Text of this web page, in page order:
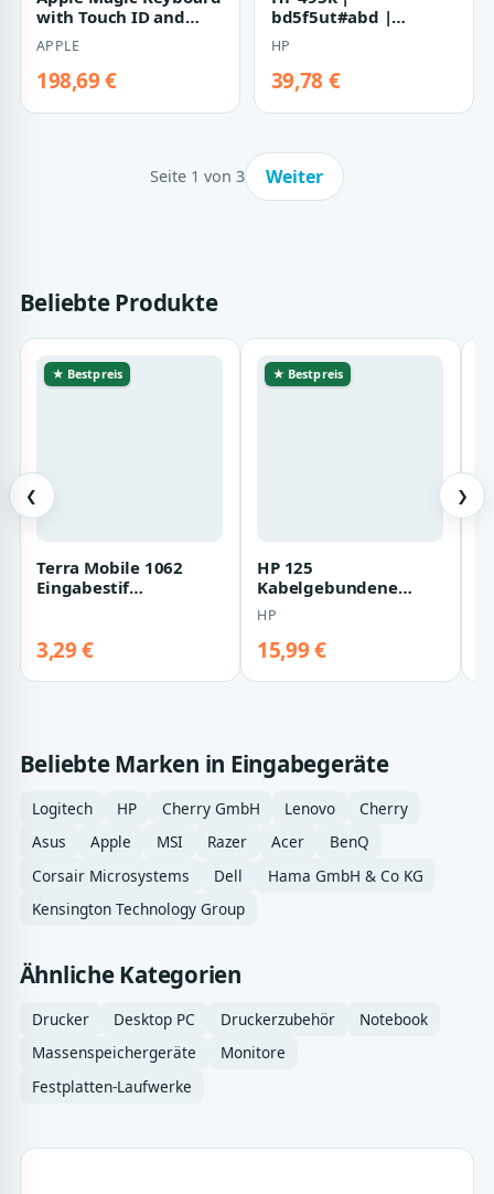
with Touch ID and
Numeric Keypad |
mxk83ab/a |
APPLE
198,69 €
bd5f5ut#abd |
Tastatur - Dual-Modus
HP
39,78 €
Seite 1 von 3 Weiter
Beliebte Produkte
❮
★ Bestpreis
Terra Mobile 1062
Eingabestif
3,29 €
★ Bestpreis
HP 125
Kabelgebundene
Tastatur |
ay2y7aa#abd | Volle
Größe (100%) - Ka…
HP
15,99 €
❯
Beliebte Marken in Eingabegeräte
Logitech HP Cherry GmbH Lenovo
Cherry
Asus
Apple MSI Razer Acer
BenQ
Corsair Microsystems
Dell
Hama GmbH & Co KG
Kensington Technology Group
Ähnliche Kategorien
Drucker Desktop PC Druckerzubehör
Notebook
Massenspeichergeräte
Monitore
Festplatten-Laufwerke